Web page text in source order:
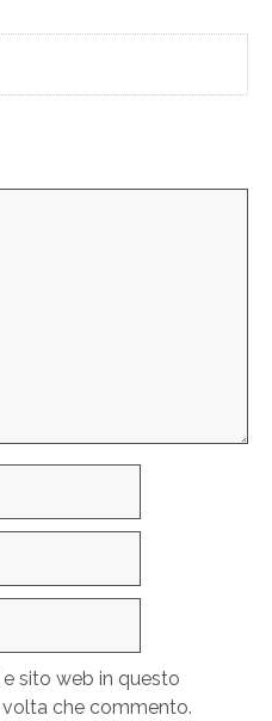
sito web in questo
che commento.